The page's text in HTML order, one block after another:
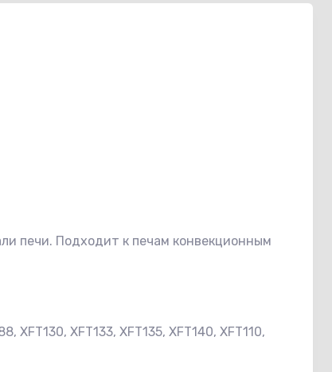
печи. Подходит к печам конвекционным
XFT130, XFT133, XFT135, XFT140, XFT110,